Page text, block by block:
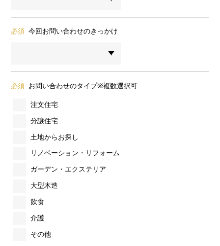
必須 今回お問い合わせのきっかけ
必須 お問い合わせのタイプ※複数選択可
注文住宅
分譲住宅
土地からお探し
リノベーション・リフォーム
ガーデン・エクステリア
大型木造
飲食
介護
その他